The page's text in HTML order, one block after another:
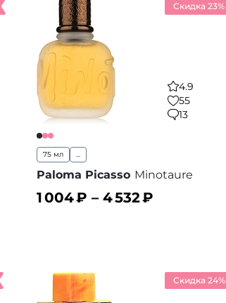
Скидка 23%
4.9
55
13
75 мл ...
Paloma Picasso Minotaure
1 004₽ – 4 532₽
Скидка 24%